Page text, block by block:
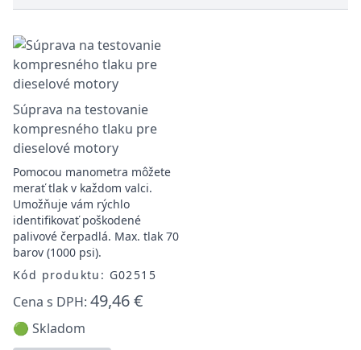
Súprava na testovanie
kompresného tlaku pre
dieselové motory
Pomocou manometra môžete
merať tlak v každom valci.
Umožňuje vám rýchlo
identifikovať poškodené
palivové čerpadlá. Max. tlak 70
barov (1000 psi).
Kód produktu: G02515
Cena s DPH: 49,46 €
🟢 Skladom